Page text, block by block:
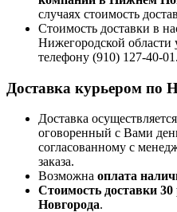
случаях стоимость
Стоимость доставки в
Нижегородской области
телефону (910) 127-40-01 .
Доставка курьером по
Доставка осуществляется
оговоренный с Вами
согласованному с
заказа.
Возможна оплата
Стоимость доставки
Новгорода.